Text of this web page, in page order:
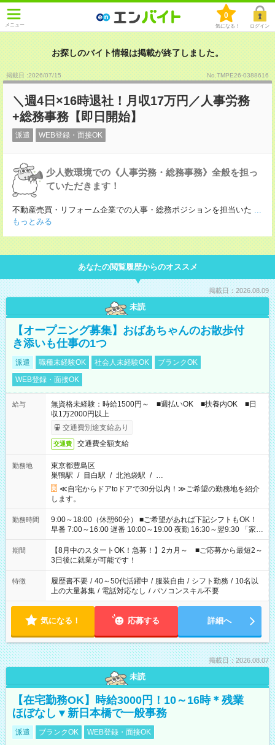
メニュー
0
気になる！ ログイン
お探しのバイト情報は掲載が終了しました。
掲載日 :2026/07/15 No.TMPE26-0388616
＼週4日×16時退社！月収17万円／人事労務
+総務事務【即日開始】
派遣 WEB登録・面接OK
少人数環境での《人事労務・総務事務》全般を担っ
ていただきます！
不動産売買・リフォーム企業での人事・総務ポジションを担当いた ...
もっとみる
あなたの閲覧履歴からのオススメ
掲載日：2026.08.09
未読
【オープニング募集】おばあちゃんのお散歩付
き添いも仕事の1つ
派遣 職種未経験OK 社会人未経験OK
ブランクOK
WEB登録・面接OK
給与
無資格未経験：時給1500円～ ■週払いOK ■扶養内OK ■日
収1万2000円以上
交通費別途支給あり
交通費 交通費全額支給
勤務地
東京都豊島区
巣鴨駅 / 目白駅 / 北池袋駅 / …
≪自宅からドアtoドアで30分以内！≫ご希望の勤務地を紹介
します。
勤務時間
9:00～18:00（休憩60分） ■ご希望があれば下記シフトもOK！
早番 7:00～16:00 遅番 10:00～19:00 夜勤 16:30～翌9:30 「家族
と休みを合わせたい」 「余裕を持って夕飯の準備がしたい」
「できれば残業はしたくない」 など、ご希望を教えてください
ね。 ※Wワーク希望の方へ 今ご覧のお仕事で希望する勤務時間
と、もう1つのお仕事の勤務時間。 合計で週40時間を超える場
合は応募できません。
期間
【8月中のスタートOK！急募！】2カ月～ ■ご応募から最短2～
3日後に就業が可能です！
特徴 履歴書不要 / 40～50代活躍中 / 服装自由 / シフト勤務 / 10名以
上の大量募集 / 電話対応なし / パソコンスキル不要
気になる！ 応募する 詳細へ
掲載日：2026.08.07
未読
【在宅勤務OK】時給3000円！10～16時＊残業
ほぼなし▼新日本橋で一般事務
派遣 ブランクOK WEB登録・面接OK